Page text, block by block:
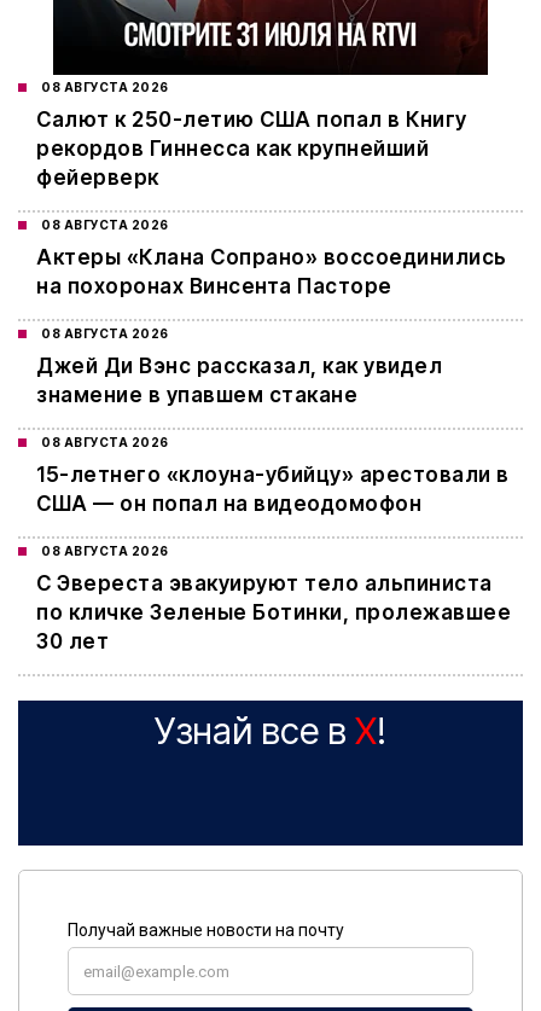
08 АВГУСТА 2026
Салют к 250-летию США попал в Книгу
рекордов Гиннесса как крупнейший
фейерверк
08 АВГУСТА 2026
Актеры «Клана Сопрано» воссоединились
на похоронах Винсента Пасторе
08 АВГУСТА 2026
Джей Ди Вэнс рассказал, как увидел
знамение в упавшем стакане
08 АВГУСТА 2026
15-летнего «клоуна-убийцу» арестовали в
США — он попал на видеодомофон
08 АВГУСТА 2026
С Эвереста эвакуируют тело альпиниста
по кличке Зеленые Ботинки, пролежавшее
30 лет
Узнай все в X!